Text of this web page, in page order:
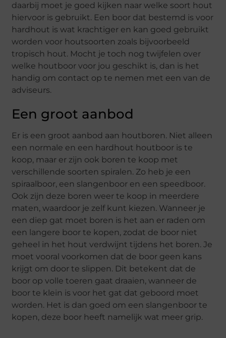
daarbij moet je goed kijken naar welke soort hout
hiervoor is gebruikt. Een boor dat bestemd is voor
hardhout is wat krachtiger en kan goed gebruikt
worden voor houtsoorten zoals bijvoorbeeld
tropisch hout. Mocht je toch nog twijfelen over
welke houtboor voor jou geschikt is, dan is het
handig om contact op te nemen met een van de
adviseurs.
Een groot aanbod
Er is een groot aanbod aan houtboren. Niet alleen
een normale en een hardhout houtboor is te
koop, maar er zijn ook boren te koop met
verschillende soorten spiralen. Zo heb je een
spiraalboor, een slangenboor en een speedboor.
Ook zijn deze boren weer te koop in meerdere
maten, waardoor je zelf kunt kiezen. Wanneer je
een diep gat moet boren is het aan er raden om
een langere boor te kopen, zodat de boor niet
geheel in het hout verdwijnt tijdens het boren. Je
moet vooral voorkomen dat de boor geen kans
krijgt om door te slippen. Dit betekent dat de
boor op volle toeren gaat draaien, wanneer de
boor te klein is voor het gat dat geboord moet
worden. Het is dan goed om een slangenboor te
kopen, deze boor heeft namelijk wat meer grip.